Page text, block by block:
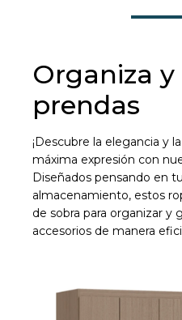
Organiza
prendas
¡Descubre la elegancia y
máxima expresión con
Diseñados pensando en
almacenamiento, estos
de sobra para organizar y
accesorios de manera